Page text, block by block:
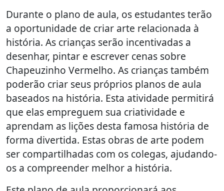
Durante o plano de aula, os estudantes terão
a oportunidade de criar arte relacionada à
história. As crianças serão incentivadas a
desenhar, pintar e escrever cenas sobre
Chapeuzinho Vermelho. As crianças também
poderão criar seus próprios planos de aula
baseados na história. Esta atividade permitirá
que elas empreguem sua criatividade e
aprendam as lições desta famosa história de
forma divertida. Estas obras de arte podem
ser compartilhadas com os colegas, ajudando-
os a compreender melhor a história.